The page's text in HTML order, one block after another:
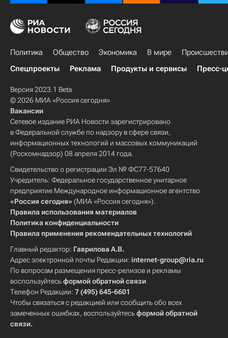
Политика Общество Экономика В мире
Спецпроекты
Реклама Продукты и сервисы Пресс-
Версия 2023.1 Beta
© 2026 МИА «Россия сегодня»
Вакансии
Сетевое издание РИА Новости зарегистрировано
в Федеральной службе по надзору в сфере связи,
информационных технологий и массовых коммуникаций
(Роскомнадзор) 08 апреля 2014 года.
Свидетельство о регистрации Эл № ФС77-57640
Учредитель: Федеральное государственное унитарное
предприятие Международное информационное агентство
«Россия сегодня» (МИА «Россия сегодня»).
Правила использования материалов
Политика конфиденциальности
Правила применения рекомендательных технологий
Главный редактор: Гаврилова А.В.
Адрес электронной почты Редакции: internet-group@ria.ru
По вопросам размещения пресс-релизов и рекламы
воспользуйтесьформой обратной связи
Телефон Редакции: 7 (495) 645-6601
Чтобы связаться с редакцией или сообщить обо всех
замеченных ошибках, воспользуйтесьформой обратной
связи.